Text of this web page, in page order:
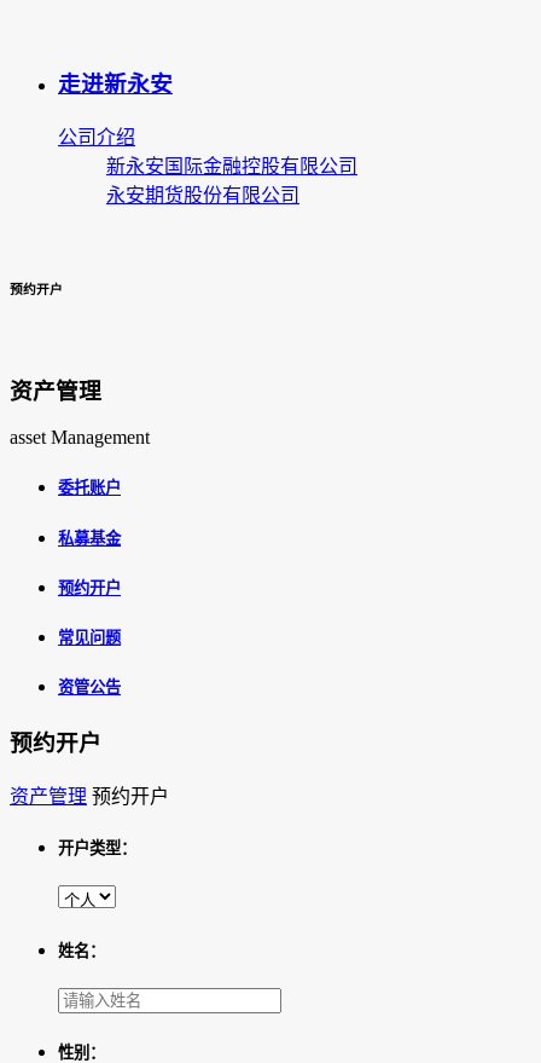
走进新永安
公司介绍
新永安国际金融控股有限公司
永安期货股份有限公司
预约开户
资产管理
asset Management
委托账户
私募基金
预约开户
常见问题
资管公告
预约开户
资产管理 预约开户
开户类型：
姓名：
性别：